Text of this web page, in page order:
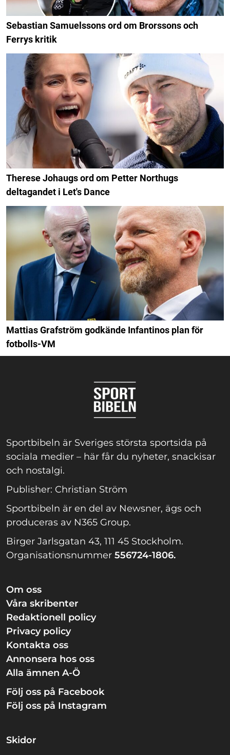
Sebastian Samuelssons ord om Brorssons och
Ferrys kritik
Therese Johaugs ord om Petter Northugs
deltagandet i Let's Dance
Mattias Grafström godkände Infantinos plan för
fotbolls-VM
Sportbibeln är Sveriges största sportsida på
sociala medier – här får du nyheter, snackisar
och nostalgi.
Publisher: Christian Ström
Sportbibeln är en del av Newsner, ägs och
produceras av N365 Group.
Birger Jarlsgatan 43, 111 45 Stockholm.
Organisationsnummer 556724-1806.
Om oss
Våra skribenter
Redaktionell policy
Privacy policy
Kontakta oss
Annonsera hos oss
Alla ämnen A-Ö
Följ oss på Facebook
Följ oss på Instagram
Skidor